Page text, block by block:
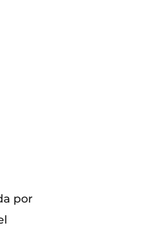
por